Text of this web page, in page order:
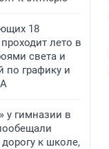
18
лето в
света и
по графику и
у гимназии в
дорогу к школе,